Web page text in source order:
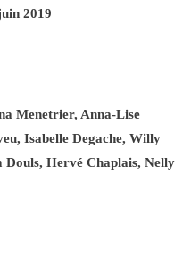
2019
Menetrier, Anna-Lise
Isabelle Degache, Willy
Hervé Chaplais, Nelly